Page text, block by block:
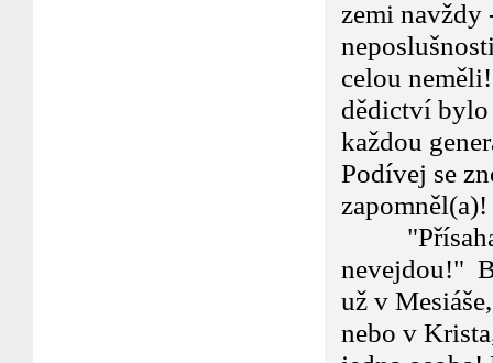
zemi navždy
celou
dědictví bylo
každou
Podívej se
zapomněl(a)!
"Přísahal
nevejdou!"
už v
nebo v